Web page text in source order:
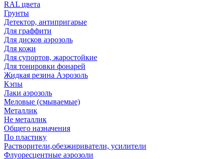
RAL цвета
Грунты
Детектор, антипригарые
Для граффити
Для дисков аэрозоль
Для кожи
Для супортов, жаростойкие
Для тонировки фонарей
Жидкая резина Аэрозоль
Кэпы
Лаки аэрозоль
Меловые (смываемые)
Металлик
Не металлик
Общего назначения
По пластику
Растворители,обезжириватели, усилители
Флуоресцентные аэрозоли